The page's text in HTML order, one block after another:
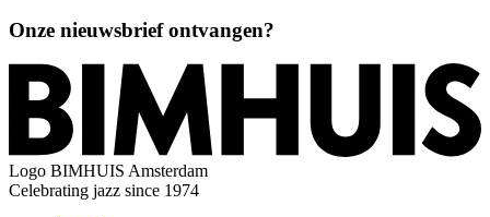
Onze nieuwsbrief ontvangen?
Logo BIMHUIS Amsterdam
Celebrating jazz since 1974